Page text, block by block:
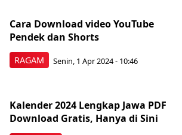
RAGAM
Cara Download video YouTube
Pendek dan Shorts
Senin, 1 Apr 2024 - 10:46
Kalender 2024 Lengkap Jawa PDF
Download Gratis, Hanya di Sini